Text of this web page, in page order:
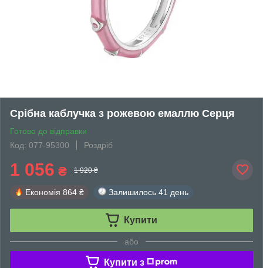
Срібна каблучка з рожевою емаллю Серця
Готово до відправки
Код: 077-95300
Роздріб
1 056 ₴ 1 920 ₴
Економія 864 ₴ Залишилось 41 день
Купити
або
Купити з